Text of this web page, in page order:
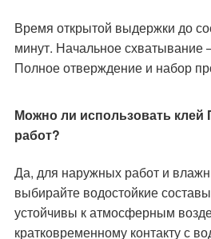
Время открытой выдержки до
минут. Начальное схватывание
Полное отверждение и набор
Можно ли использовать
работ?
Да, для наружных работ и
выбирайте водостойкие
устойчивы к атмосферным
кратковременному контакту с